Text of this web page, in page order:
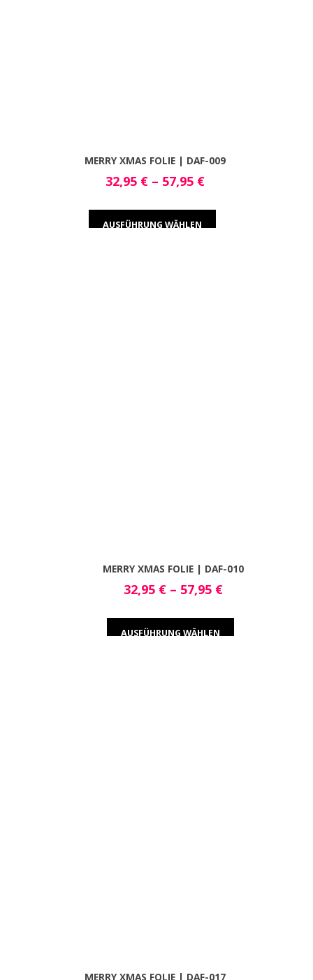
MERRY XMAS FOLIE | DAF-009
32,95 €– 57,95 €
AUSFÜHRUNG WÄHLEN
MERRY XMAS FOLIE | DAF-010
32,95 €– 57,95 €
AUSFÜHRUNG WÄHLEN
MERRY XMAS FOLIE | DAF-017